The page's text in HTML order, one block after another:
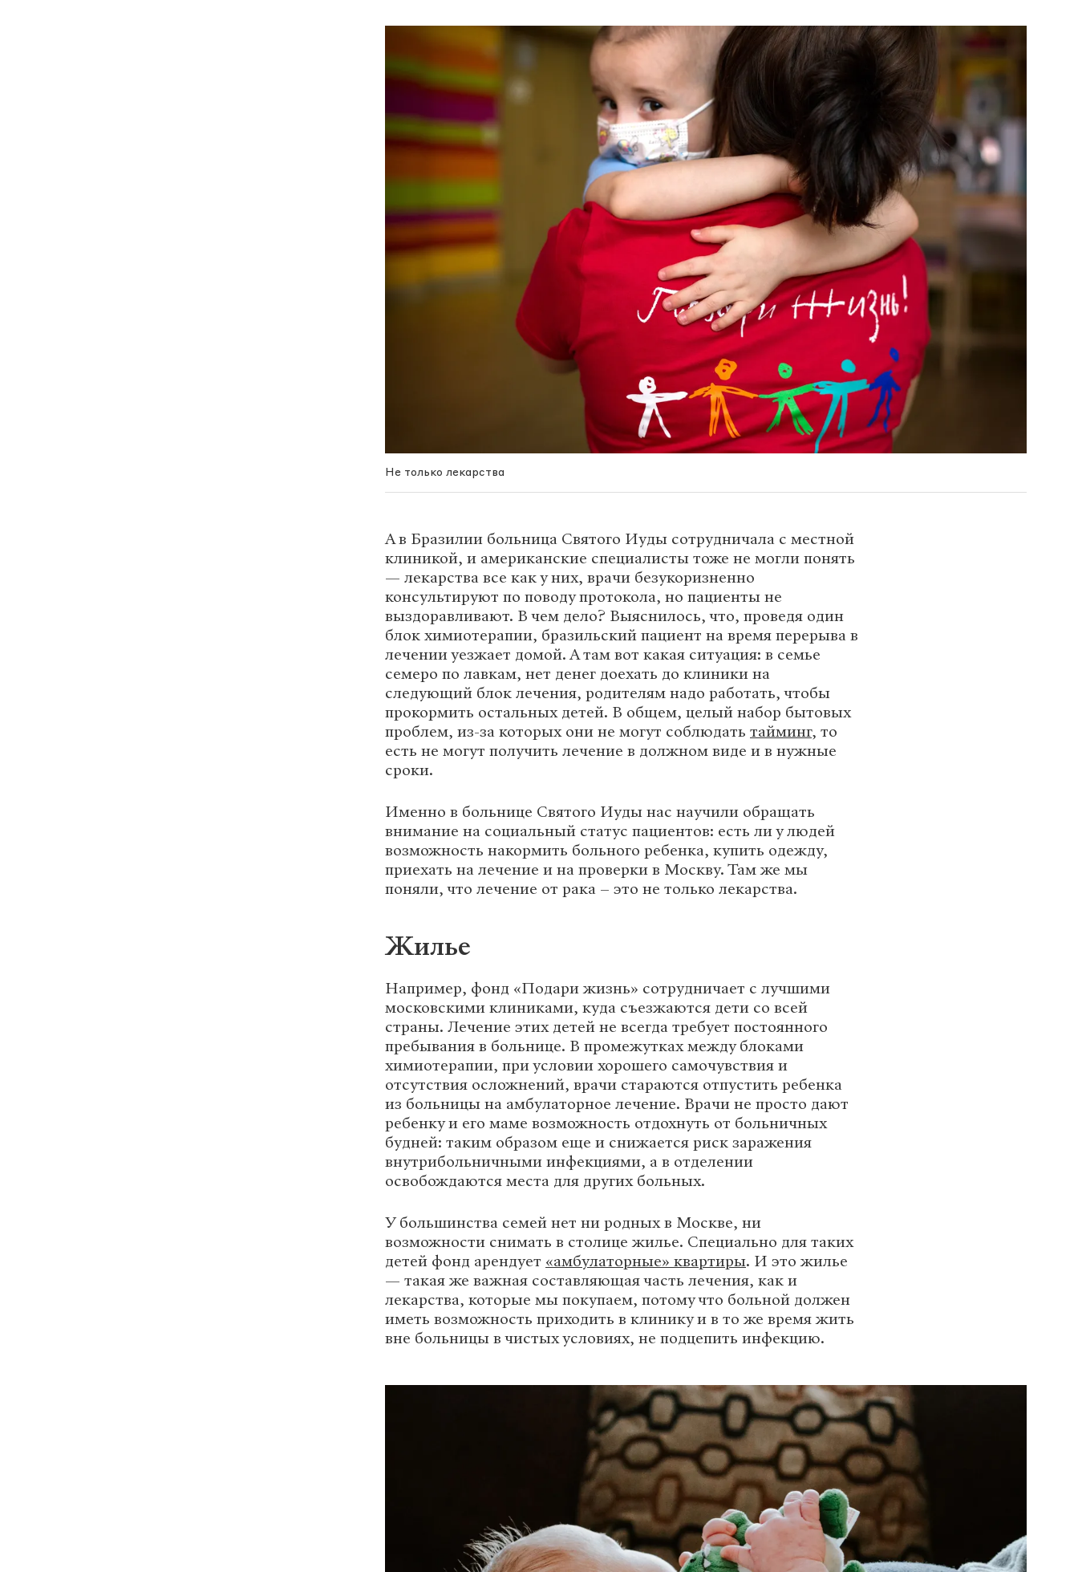
Не только лекарства
А в Бразилии больница Святого Иуды сотрудничала с местной
клиникой, и американские специалисты тоже не могли понять
— лекарства все как у них, врачи безукоризненно
консультируют по поводу протокола, но пациенты не
выздоравливают. В чем дело? Выяснилось, что, проведя один
блок химиотерапии, бразильский пациент на время перерыва в
лечении уезжает домой. А там вот какая ситуация: в семье
семеро по лавкам, нет денег доехать до клиники на
следующий блок лечения, родителям надо работать, чтобы
прокормить остальных детей. В общем, целый набор бытовых
проблем, из-за которых они не могут соблюдать тайминг, то
есть не могут получить лечение в должном виде и в нужные
сроки.
Именно в больнице Святого Иуды нас научили обращать
внимание на социальный статус пациентов: есть ли у людей
возможность накормить больного ребенка, купить одежду,
приехать на лечение и на проверки в Москву. Там же мы
поняли, что лечение от рака – это не только лекарства.
Жилье
Например, фонд «Подари жизнь» сотрудничает с лучшими
московскими клиниками, куда съезжаются дети со всей
страны. Лечение этих детей не всегда требует постоянного
пребывания в больнице. В промежутках между блоками
химиотерапии, при условии хорошего самочувствия и
отсутствия осложнений, врачи стараются отпустить ребенка
из больницы на амбулаторное лечение. Врачи не просто дают
ребенку и его маме возможность отдохнуть от больничных
будней: таким образом еще и снижается риск заражения
внутрибольничными инфекциями, а в отделении
освобождаются места для других больных.
У большинства семей нет ни родных в Москве, ни
возможности снимать в столице жилье. Специально для таких
детей фонд арендует «амбулаторные» квартиры. И это жилье
— такая же важная составляющая часть лечения, как и
лекарства, которые мы покупаем, потому что больной должен
иметь возможность приходить в клинику и в то же время жить
вне больницы в чистых условиях, не подцепить инфекцию.